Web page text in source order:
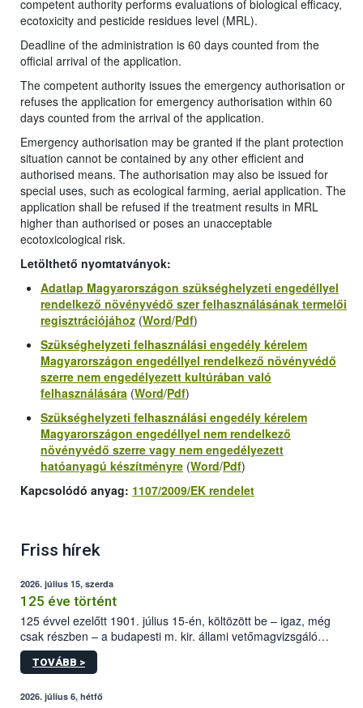
competent authority performs evaluations of biological efficacy,
ecotoxicity and pesticide residues level (MRL).
Deadline of the administration is 60 days counted from the
official arrival of the application.
The competent authority issues the emergency authorisation or
refuses the application for emergency authorisation within 60
days counted from the arrival of the application.
Emergency authorisation may be granted if the plant protection
situation cannot be contained by any other efficient and
authorised means. The authorisation may also be issued for
special uses, such as ecological farming, aerial application. The
application shall be refused if the treatment results in MRL
higher than authorised or poses an unacceptable
ecotoxicological risk.
Letölthető nyomtatványok:
Adatlap Magyarországon szükséghelyzeti engedéllyel
rendelkező növényvédő szer felhasználásának termelői
regisztrációjához (Word/Pdf)
Szükséghelyzeti felhasználási engedély kérelem
Magyarországon engedéllyel rendelkező növényvédő
szerre nem engedélyezett kultúrában való
felhasználására (Word/Pdf)
Szükséghelyzeti felhasználási engedély kérelem
Magyarországon engedéllyel nem rendelkező
növényvédő szerre vagy nem engedélyezett
hatóanyagú készítményre (Word/Pdf)
Kapcsolódó anyag: 1107/2009/EK rendelet
Friss hírek
2026. július 15, szerda
125 éve történt
125 évvel ezelőtt 1901. július 15-én, költözött be – igaz, még
csak részben – a budapesti m. kir. állami vetőmagvizsgáló
állomás a Kis Rókus utca 15. szám alatti, Czigler Győző által
tervezett új épületébe.
TOVÁBB >
2026. július 6, hétfő